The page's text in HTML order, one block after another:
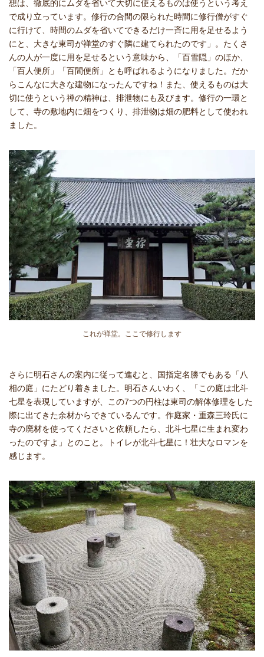
想は、徹底的にムダを省いて大切に使えるものは使うという考え
で成り立っています。修行の合間の限られた時間に修行僧がすぐ
に行けて、時間のムダを省いてできるだけ一斉に用を足せるよう
にと、大きな東司が禅堂のすぐ隣に建てられたのです」。たくさ
んの人が一度に用を足せるという意味から、「百雪隠」のほか、
「百人便所」「百間便所」とも呼ばれるようになりました。だか
らこんなに大きな建物になったんですね！また、使えるものは大
切に使うという禅の精神は、排泄物にも及びます。修行の一環と
して、寺の敷地内に畑をつくり、排泄物は畑の肥料として使われ
ました。
これが禅堂。ここで修行します
さらに明石さんの案内に従って進むと、国指定名勝でもある「八
相の庭」にたどり着きました。明石さんいわく、「この庭は北斗
七星を表現していますが、この7つの円柱は東司の解体修理をした
際に出てきた余材からできているんです。作庭家・重森三玲氏に
寺の廃材を使ってくださいと依頼したら、北斗七星に生まれ変わ
ったのですよ」とのこと。トイレが北斗七星に！壮大なロマンを
感じます。